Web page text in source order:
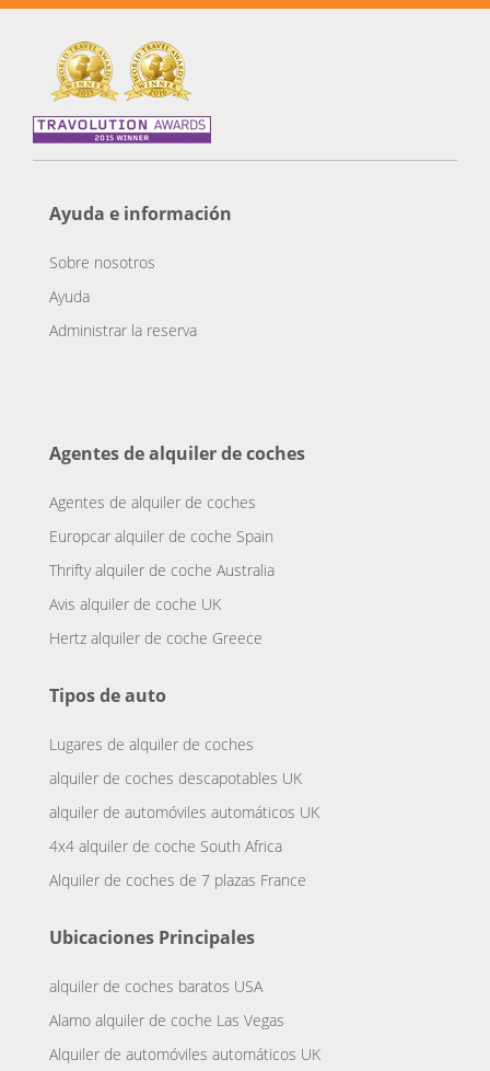
Ayuda e información
Sobre nosotros
Ayuda
Administrar la reserva
Agentes de alquiler de coches
Agentes de alquiler de coches
Europcar alquiler de coche Spain
Thrifty alquiler de coche Australia
Avis alquiler de coche UK
Hertz alquiler de coche Greece
Tipos de auto
Lugares de alquiler de coches
alquiler de coches descapotables UK
alquiler de automóviles automáticos UK
4x4 alquiler de coche South Africa
Alquiler de coches de 7 plazas France
Ubicaciones Principales
alquiler de coches baratos USA
Alamo alquiler de coche Las Vegas
Alquiler de automóviles automáticos UK